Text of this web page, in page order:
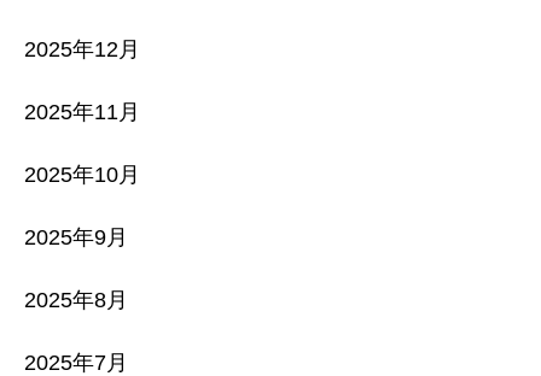
2025年12月
2025年11月
2025年10月
2025年9月
2025年8月
2025年7月